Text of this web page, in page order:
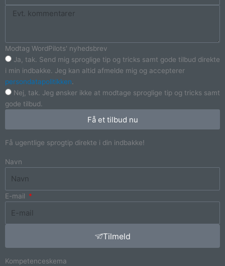
Modtag WordPilots' nyhedsbrev
Ja, tak. Send mig sproglige tip og tricks samt gode tilbud direkte
i min indbakke. Jeg kan altid afmelde mig og accepterer
persondatapolitikken.
Nej, tak. Jeg ønsker ikke at modtage sproglige tip og tricks samt
gode tilbud.
Få et tilbud nu
Få ugentlige sprogtip direkte i din indbakke!
Navn
E-mail
Tilmeld
Kompetenceskema